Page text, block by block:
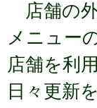
店舗の
メニュー
店舗を利
日々更新